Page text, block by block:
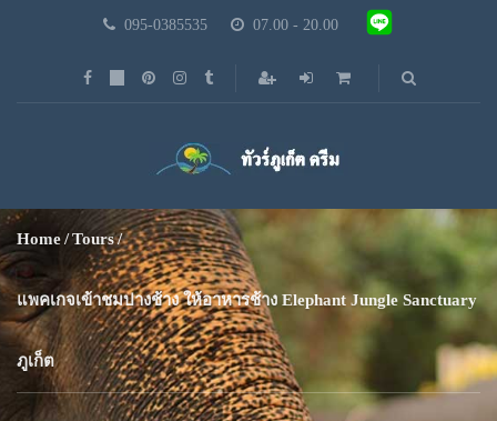
095-0385535 07.00 - 20.00
Home Tours
แพคเกจเข้าชมปางช้าง ให้อาหารช้าง Elephant Jungle Sanctuary
ภูเก็ต